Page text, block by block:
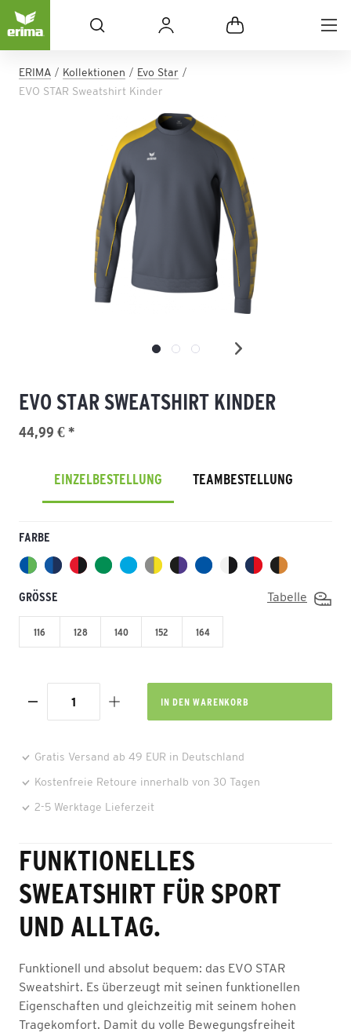
ERIMA Kollektionen
Evo Star
EVO STAR Sweatshirt Kinder
EVO STAR SWEATSHIRT KINDER
44,99 € *
EINZELBESTELLUNG TEAMBESTELLUNG
FARBE
GRÖSSE Tabelle
116 128 140 152 164
IN DEN WARENKORB
Gratis Versand ab 49 EUR in Deutschland
Kostenfreie Retoure innerhalb von 30 Tagen
2-5 Werktage Lieferzeit
FUNKTIONELLES
SWEATSHIRT FÜR SPORT
UND ALLTAG.
Funktionell und absolut bequem: das EVO STAR
Sweatshirt. Es überzeugt mit seinen funktionellen
Eigenschaften und gleichzeitig mit seinem hohen
Tragekomfort. Damit du volle Bewegungsfreiheit